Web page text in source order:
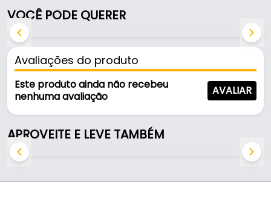
deslizamento suave, pois possui rolamentos na
duas extremidade da roda, com isso conseguiu-se
mais durabilidade.
DIFERENCIAIS DO PRODUTO
COM ROLAMENTO, Resiste a corrosão, apresenta
baixo ruído, maciez, conforto e não marca o
piso.
VOCÊ PODE QUERER
Avaliações do produto
Este produto ainda não recebeu
nenhuma avaliação
AVALIAR
APROVEITE E LEVE TAMBÉM